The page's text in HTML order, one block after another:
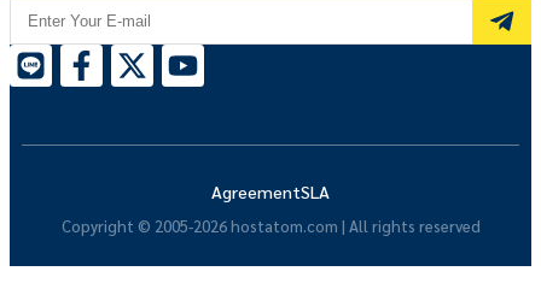
Copyright © 2005-2026 hostatom.com | All rights reserved
AgreementSLA